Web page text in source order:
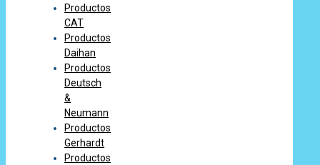
Productos
CAT
Productos
Daihan
Productos
Deutsch
&
Neumann
Productos
Gerhardt
Productos